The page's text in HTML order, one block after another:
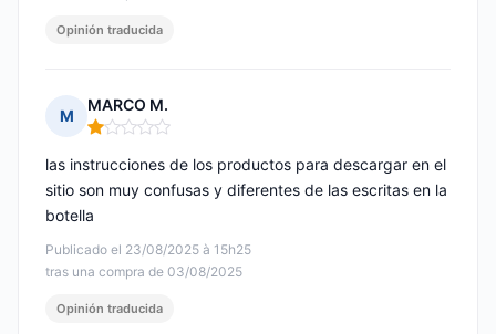
Opinión traducida
M
MARCO M.
Nota: 1 de 5
Publicado el 23/08/2025 à 15h25
tras una compra de 03/08/2025
las instrucciones de los productos para descargar en el
sitio son muy confusas y diferentes de las escritas en la
botella
Opinión traducida